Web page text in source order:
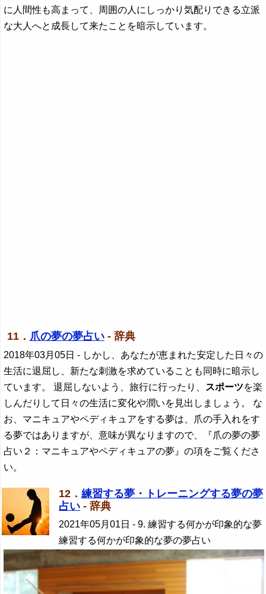
に人間性も高まって、周囲の人にしっかり気配りできる立派
な大人へと成長して来たことを暗示しています。
11． 爪の夢の夢占い- 辞典
2018年03月05日 - しかし、あなたが恵まれた安定した日々の
生活に退屈し、新たな刺激を求めていることも同時に暗示し
ています。 退屈しないよう、旅行に行ったり、
スポーツを楽
しんだりして日々の生活に変化や潤いを見出しましょう。 な
お、マニキュアやペディキュアをする夢は、爪の手入れをす
る夢ではありますが、意味が異なりますので、『爪の夢の夢
占い２：マニキュアやペディキュアの夢』の項をご覧くださ
い。
12． 練習する夢・トレーニングする夢の夢
占い - 辞典
2021年05月01日 - 9. 練習する何かが印象的な夢
練習する何かが印象的な夢の夢占い